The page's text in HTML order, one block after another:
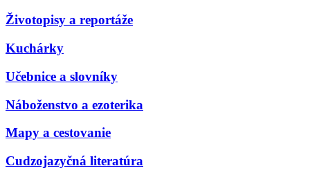
Životopisy a reportáže
Kuchárky
Učebnice a slovníky
Náboženstvo a ezoterika
Mapy a cestovanie
Cudzojazyčná literatúra